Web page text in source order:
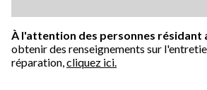
À l'attention des personnes résidant
obtenir des renseignements sur
réparation,cliquez ici.